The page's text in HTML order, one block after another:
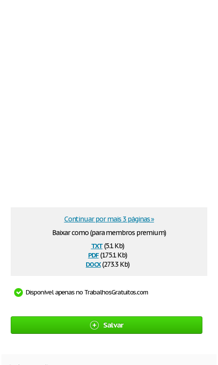
Baixar como (para membros premium)
txt(5.1 Kb)
pdf(175.1 Kb)
docx(273.3 Kb)
Continuar por mais 3 páginas »
Disponível apenas no TrabalhosGratuitos.com
Salvar